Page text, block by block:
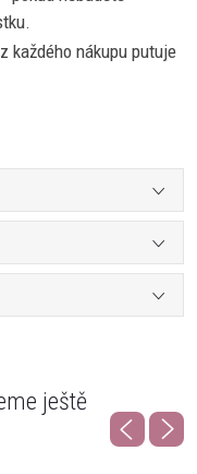
každého nákupu putuje
ještě